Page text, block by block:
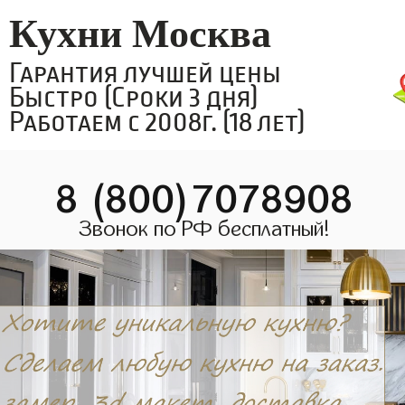
Кухни Москва
Гарантия лучшей цены
Быстро (Сроки 3 дня)
Работаем с 2008г. (18 лет)
8 (800)7078908
Звонок по РФ бесплатный!